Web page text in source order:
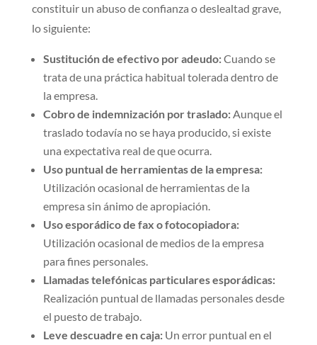
constituir un abuso de confianza o deslealtad grave,
lo siguiente:
Sustitución de efectivo por adeudo:Cuando se
trata de una práctica habitual tolerada dentro de
la empresa.
Cobro de indemnización por traslado:Aunque el
traslado todavía no se haya producido, si existe
una expectativa real de que ocurra.
Uso puntual de herramientas de la empresa:
Utilización ocasional de herramientas de la
empresa sin ánimo de apropiación.
Uso esporádico de fax o fotocopiadora:
Utilización ocasional de medios de la empresa
para fines personales.
Llamadas telefónicas particulares esporádicas:
Realización puntual de llamadas personales desde
el puesto de trabajo.
Leve descuadre en caja:Un error puntual en el